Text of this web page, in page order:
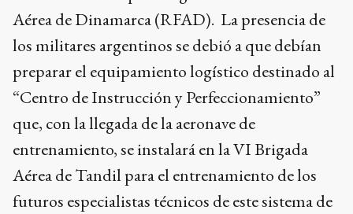
Aérea de Dinamarca (RFAD). La presencia de
los militares argentinos se debió a que debían
preparar el equipamiento logístico destinado al
“Centro de Instrucción y Perfeccionamiento”
que, con la llegada de la aeronave de
entrenamiento, se instalará en la VI Brigada
Aérea de Tandil para el entrenamiento de los
futuros especialistas técnicos de este sistema de